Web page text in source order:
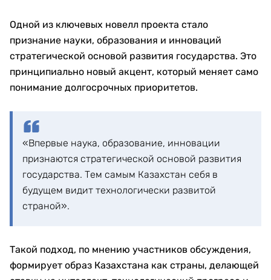
Одной из ключевых новелл проекта стало
признание науки, образования и инноваций
стратегической основой развития государства. Это
принципиально новый акцент, который меняет само
понимание долгосрочных приоритетов.
«Впервые наука, образование, инновации
признаются стратегической основой развития
государства. Тем самым Казахстан себя в
будущем видит технологически развитой
страной».
Такой подход, по мнению участников обсуждения,
формирует образ Казахстана как страны, делающей